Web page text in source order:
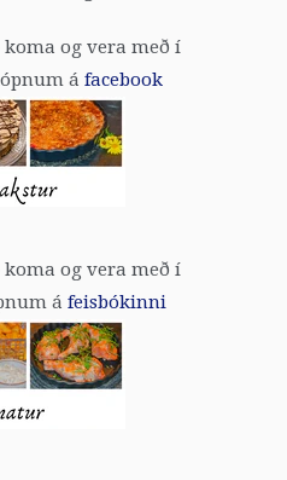
og vera með í
á facebook
og vera með í
á feisbókinni